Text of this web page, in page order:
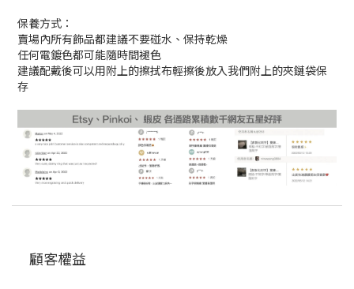
保養方式：
賣場內所有飾品都建議不要碰水、保持乾燥
任何電鍍色都可能隨時間褪色
建議配戴後可以用附上的擦拭布輕擦後放入我們附上的夾鏈袋保
存
顧客權益